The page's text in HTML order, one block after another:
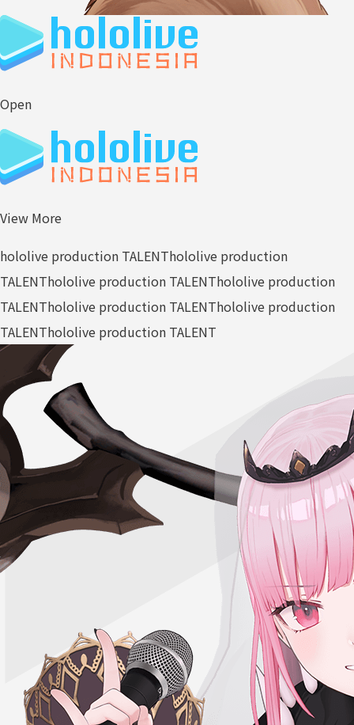
Open
View More
hololive production TALENThololive production
TALENThololive production TALENThololive production
TALENThololive production TALENThololive production
TALENThololive production TALENT